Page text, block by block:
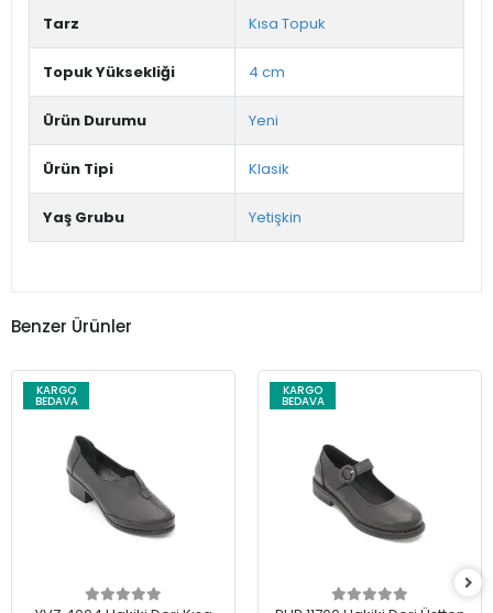
Tarz Kısa Topuk
Topuk Yüksekliği 4 cm
Ürün Durumu Yeni
Ürün Tipi Klasik
Yaş Grubu Yetişkin
Benzer Ürünler
KARGO
BEDAVA
KARGO
BEDAVA